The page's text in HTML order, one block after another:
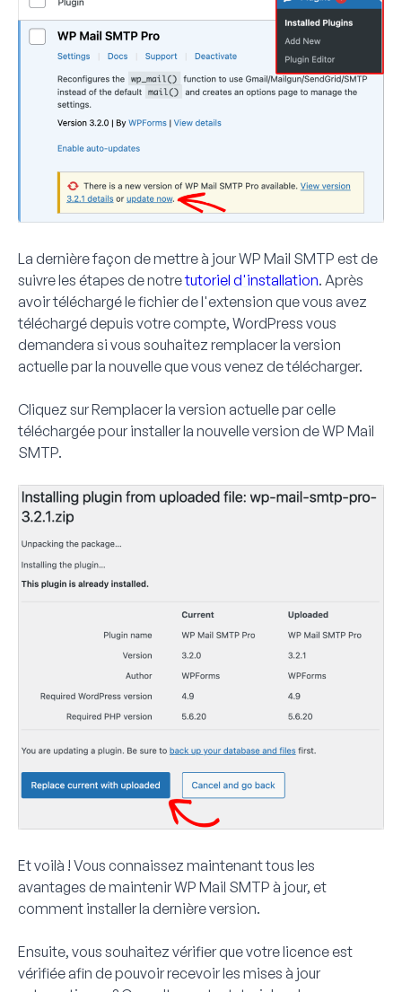
La dernière façon de mettre à jour WP Mail SMTP est de
suivre les étapes de notretutoriel d'installation. Après
avoir téléchargé le fichier de l'extension que vous avez
téléchargé depuis votre compte, WordPress vous
demandera si vous souhaitez remplacer la version
actuelle par la nouvelle que vous venez de télécharger.
Cliquez surRemplacer la version actuelle par celle
téléchargéepour installer la nouvelle version de WP Mail
SMTP.
Et voilà ! Vous connaissez maintenant tous les
avantages de maintenir WP Mail SMTP à jour, et
comment installer la dernière version.
Ensuite, vous souhaitez vérifier que votre licence est
vérifiée afin de pouvoir recevoir les mises à jour